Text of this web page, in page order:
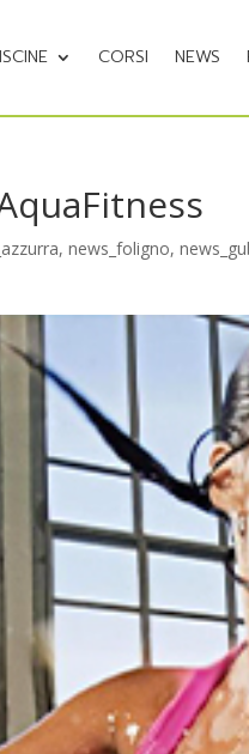
CORSI NEWS
,news_foligno,